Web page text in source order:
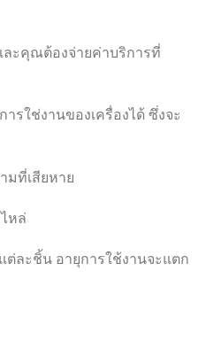
ะคุณต้องจ่ายค่าบริการที่
ใช่งานของเครื่องได้ ซึ่งจะ
มที่เสียหาย
หล่
ต่ละชิ้น อายุการใช้งานจะแตก